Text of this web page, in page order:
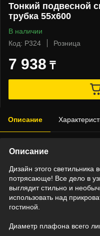
Тонкий подвесной
трубка 55х600
В наличии
Код: P324
Розница
7 938 ₸
Описание
Описание
Дизайн этого светильника
потрясающе! Все дело в
выглядит стильно и
использовать над
гостиной.
Диаметр плафона всего